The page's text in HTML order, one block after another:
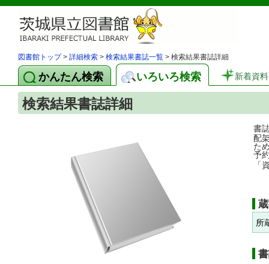
図書館トップ> 詳細検索 > 検索結果書誌一覧 > 検索結果書誌詳細
かんたん検索 いろいろ検索 新着資料
検索結果書誌詳細
書
配
た
予
「
所